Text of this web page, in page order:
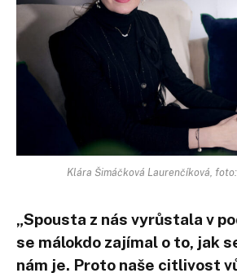
Klára Šimáčková Laurenčíková,
„Spousta z nás vyrůstala v
se málokdo zajímal o to, jak
nám je. Proto naše citlivost